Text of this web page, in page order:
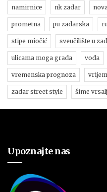
namirnice nk zadar
prometna pu zadarska
stipe miočić sveučilište u
ulicama moga grada voda
vremenska prognoza
zadar street style šime
Upoznajte nas